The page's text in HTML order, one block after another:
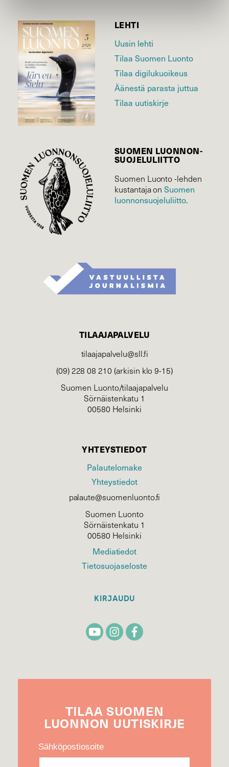
LEHTI
Uusin lehti
Tilaa Suomen Luonto
Tilaa digilukuoikeus
Äänestä parasta juttua
Tilaa uutiskirje
SUOMEN LUONNON­
SUOJELU­LIITTO
Suomen Luonto -lehden
kustantaja onSuomen
luonnonsuojelu­liitto.
TILAAJAPALVELU
tilaajapalvelu@sll.fi
(09) 228 08 210 (arkisin klo 9-15)
Suomen Luonto/tilaajapalvelu
Sörnäistenkatu 1
00580 Helsinki
YHTEYSTIEDOT
Palautelomake
Yhteystiedot
palaute@suomenluonto.fi
Suomen Luonto
Sörnäistenkatu 1
00580 Helsinki
Mediatiedot
Tietosuojaseloste
KIRJAUDU
TILAA SUOMEN
LUONNON UUTIS­KIRJE
Sähköpostiosoite